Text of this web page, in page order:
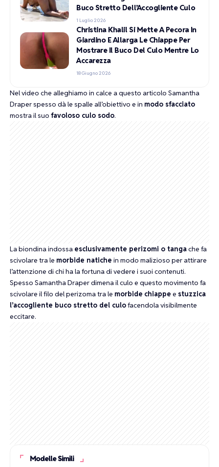
Buco Stretto Dell’Accogliente Culo
1 Luglio 2026
Christina Khalil Si Mette A Pecora In
Giardino E Allarga Le Chiappe Per
Mostrare Il Buco Del Culo Mentre Lo
Accarezza
18 Giugno 2026
Nel video che alleghiamo in calce a questo articolo Samantha
Draper spesso dà le spalle all’obiettivo e in modo sfacciato
mostra il suo favoloso culo sodo.
La biondina indossa esclusivamente perizomi o tangache fa
scivolare tra le morbide natiche in modo malizioso per attirare
l’attenzione di chi ha la fortuna di vedere i suoi contenuti.
Spesso Samantha Draper dimena il culo e questo movimento fa
scivolare il filo del perizoma tra le morbide chiappe e stuzzica
l’accogliente buco stretto del culofacendola visibilmente
eccitare.
Modelle Simili